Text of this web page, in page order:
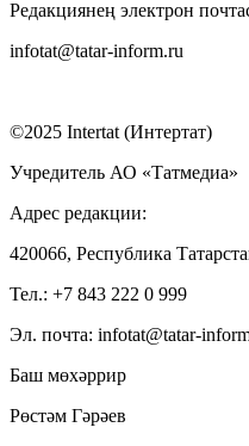
Редакциянең электрон
infotat@tatar-inform.ru
©2025 Intertat (Интертат)
Учредитель АО «Татмедиа»
Адрес редакции:
420066, Республика
Тел.: +7 843 222 0 999
Эл. почта: infotat@tatar-
Баш мөхәррир
Рөстәм Гәрәев